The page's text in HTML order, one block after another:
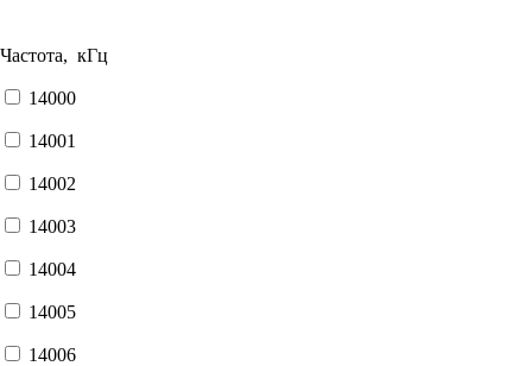
Частота, кГц
14000
14001
14002
14003
14004
14005
14006